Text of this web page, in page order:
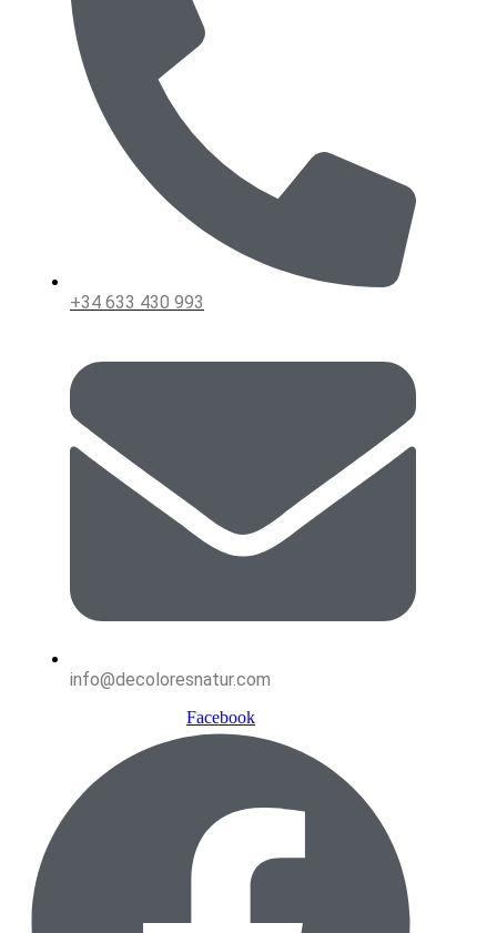
+34 633 430 993
info@decoloresnatur.com
Facebook